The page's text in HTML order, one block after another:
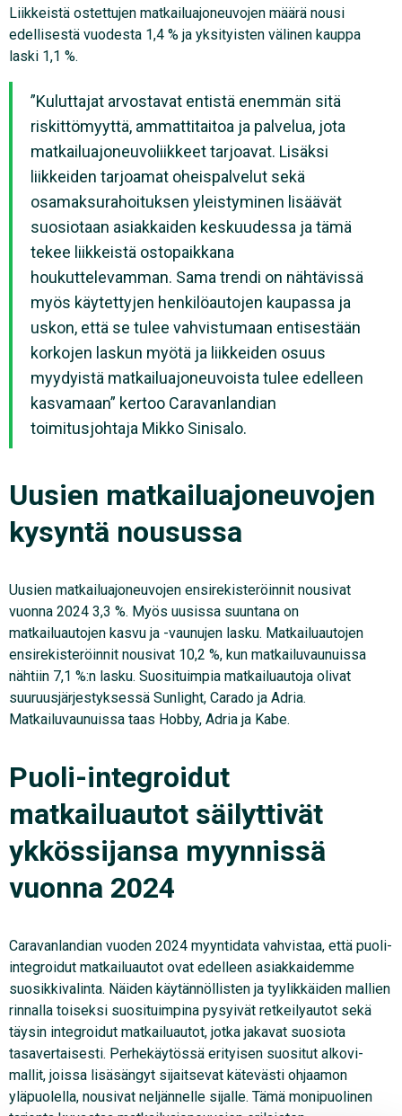
Liikkeistä ostettujen matkailuajoneuvojen määrä nousi
edellisestä vuodesta 1,4 % ja yksityisten välinen kauppa
laski 1,1 %.
”Kuluttajat arvostavat entistä enemmän sitä
riskittömyyttä, ammattitaitoa ja palvelua, jota
matkailuajoneuvoliikkeet tarjoavat. Lisäksi
liikkeiden tarjoamat oheispalvelut sekä
osamaksurahoituksen yleistyminen lisäävät
suosiotaan asiakkaiden keskuudessa ja tämä
tekee liikkeistä ostopaikkana
houkuttelevamman. Sama trendi on nähtävissä
myös käytettyjen henkilöautojen kaupassa ja
uskon, että se tulee vahvistumaan entisestään
korkojen laskun myötä ja liikkeiden osuus
myydyistä matkailuajoneuvoista tulee edelleen
kasvamaan” kertoo Caravanlandian
toimitusjohtaja Mikko Sinisalo.
Uusien matkailuajoneuvojen
kysyntä nousussa
Uusien matkailuajoneuvojen ensirekisteröinnit nousivat
vuonna 2024 3,3 %. Myös uusissa suuntana on
matkailuautojen kasvu ja -vaunujen lasku. Matkailuautojen
ensirekisteröinnit nousivat 10,2 %, kun matkailuvaunuissa
nähtiin 7,1 %:n lasku. Suosituimpia matkailuautoja olivat
suuruusjärjestyksessä Sunlight, Carado ja Adria.
Matkailuvaunuissa taas Hobby, Adria ja Kabe.
Puoli-integroidut
matkailuautot säilyttivät
ykkössijansa myynnissä
vuonna 2024
Caravanlandian vuoden 2024 myyntidata vahvistaa, että puoli-
integroidut matkailuautot ovat edelleen asiakkaidemme
suosikkivalinta. Näiden käytännöllisten ja tyylikkäiden mallien
rinnalla toiseksi suosituimpina pysyivät retkeilyautot sekä
täysin integroidut matkailuautot, jotka jakavat suosiota
tasavertaisesti. Perhekäytössä erityisen suositut alkovi-
mallit, joissa lisäsängyt sijaitsevat kätevästi ohjaamon
yläpuolella, nousivat neljännelle sijalle. Tämä monipuolinen